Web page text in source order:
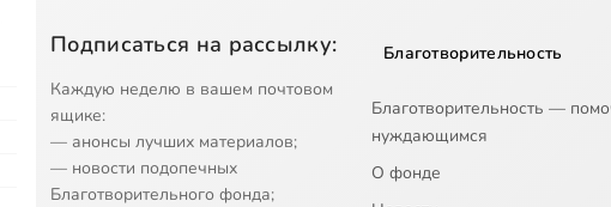
Подписаться на рассылку:
Каждую неделю в вашем почтовом
ящике:
— анонсы лучших материалов;
— новости подопечных
Благотворительного фонда;
Благотворительность
Благотворительность —
нуждающимся
О фонде